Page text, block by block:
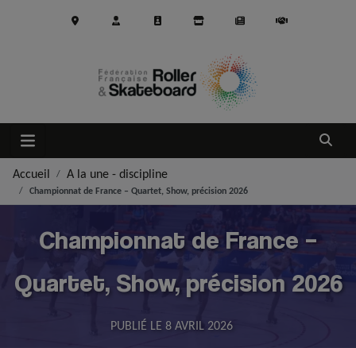
Ouvrir
Accueil A la une - discipline
Championnat de France – Quartet, Show, précision 2026
Championnat de France –
Quartet, Show, précision 2026
PUBLIÉ LE 8 AVRIL 2026